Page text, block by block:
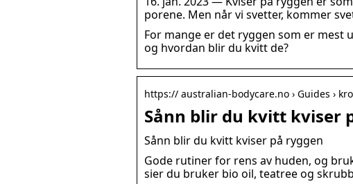
porene. Men når vi svetter, kommer
For mange er det ryggen som er mest
og hvordan blir du kvitt de?
https:// australian-bodycare.no › Guides ›
Sånn blir du kvitt kviser
Sånn blir du kvitt kviser på ryggen
Gode rutiner for rens av huden, og
sier du bruker bio oil, teatree og